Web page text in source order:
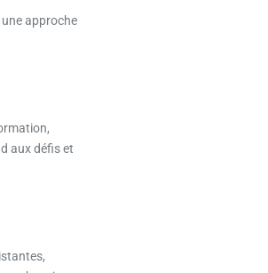
approche
aux défis et